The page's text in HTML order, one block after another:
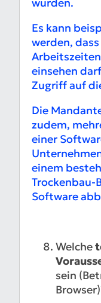
wurden.
Es kann
werden,
einsehen
Zugriff auf
Die
zudem,
einer
einem
Trockenbau-
Software
Welche
sein